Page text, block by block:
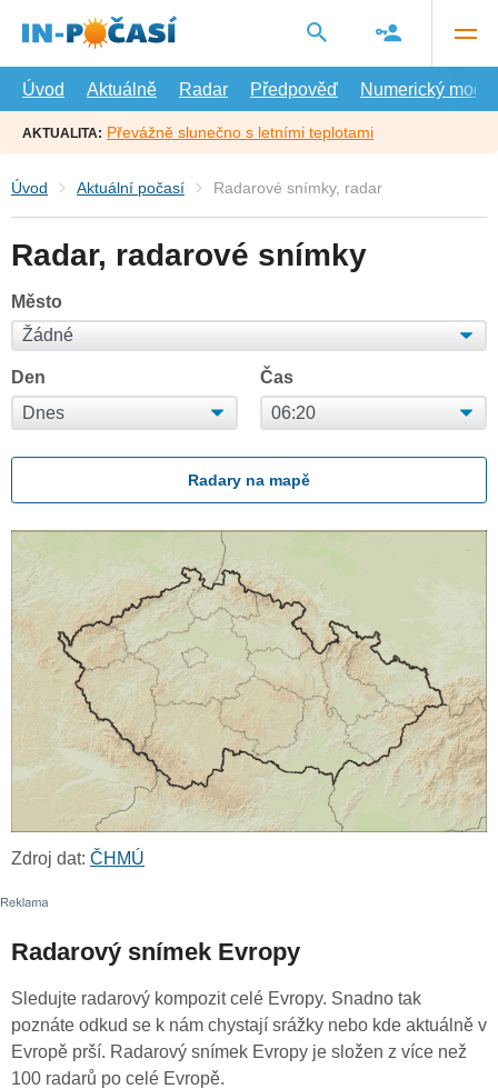
hlavní
Úvod
Aktuálně Radar Předpověď Numerický model
AKTUALITA: Převážně slunečno s letními teplotami
Úvod Aktuální počasí Radarové snímky, radar
Radar, radarové snímky
Město
Den Čas
Radary na mapě
Zdroj dat: ČHMÚ
Radarový snímek Evropy
Sledujte radarový kompozit celé Evropy. Snadno tak
poznáte odkud se k nám chystají srážky nebo kde aktuálně v
Evropě prší. Radarový snímek Evropy je složen z více než
100 radarů po celé Evropě.